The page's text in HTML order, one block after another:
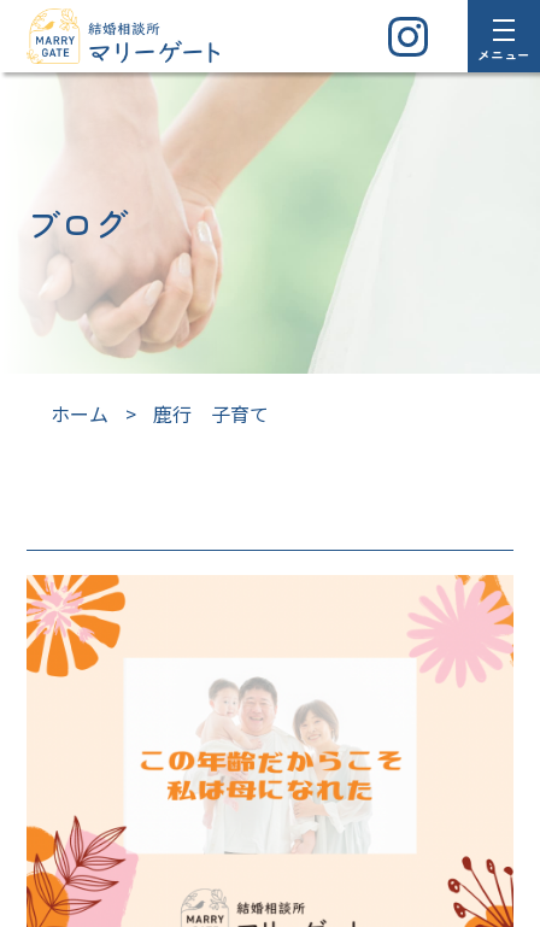
メニュー
ブログ
ホーム > 鹿行 子育て